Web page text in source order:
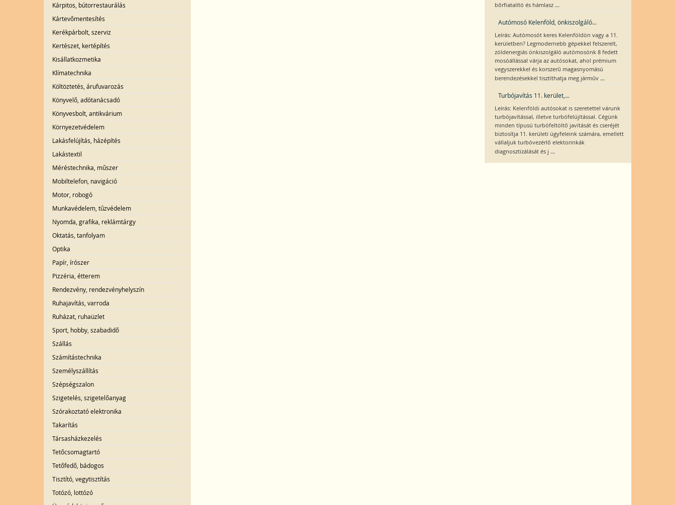
Kárpitos, bútorrestaurálás
Kártevőmentesítés
Kerékpárbolt, szerviz
Kertészet, kertépítés
Kisállatkozmetika
Klímatechnika
Költöztetés, árufuvarozás
Könyvelő, adótanácsadó
Könyvesbolt, antikvárium
Környezetvédelem
Lakásfelújítás, házépítés
Lakástextil
Méréstechnika, műszer
Mobiltelefon, navigáció
Motor, robogó
Munkavédelem, tűzvédelem
Nyomda, grafika, reklámtárgy
Oktatás, tanfolyam
Optika
Papír, írószer
Pizzéria, étterem
Rendezvény, rendezvényhelyszín
Ruhajavítás, varroda
Ruházat, ruhaüzlet
Sport, hobby, szabadidő
Szállás
Számítástechnika
Személyszállítás
Szépségszalon
Szigetelés, szigetelőanyag
Szórakoztató elektronika
Takarítás
Társasházkezelés
Tetőcsomagtartó
Tetőfedő, bádogos
Tisztító, vegytisztítás
Totózó, lottózó
bőrfiatalító és hámlasz ...
Autómosó Kelenföld, önkiszolgáló...
Leírás: Autómosót keres Kelenföldön vagy a 11.
kerületben? Legmodernebb gépekkel felszerelt,
zöldenergiás önkiszolgáló autómosónk 8 fedett
mosóállással várja az autósokat, ahol prémium
vegyszerekkel és korszerű magasnyomású
berendezésekkel tisztíthatja meg járműv ...
Turbójavítás 11. kerület,...
Leírás: Kelenföldi autósokat is szeretettel várunk
turbójavítással, illetve turbófelújítással. Cégünk
minden típusú turbófeltöltő javítását és cseréjét
biztosítja 11. kerületi ügyfeleink számára, emellett
vállaljuk turbóvezérlő elektorinkák
diagnosztizálását és j ...